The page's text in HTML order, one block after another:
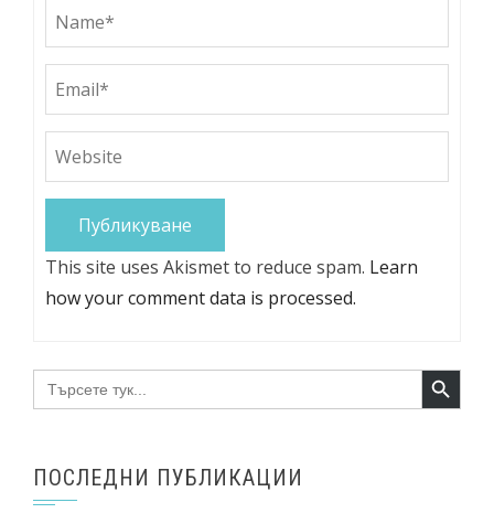
This site uses Akismet to reduce spam. Learn
how your comment data is processed.
Search
for:
Search Button
ПОСЛЕДНИ ПУБЛИКАЦИИ